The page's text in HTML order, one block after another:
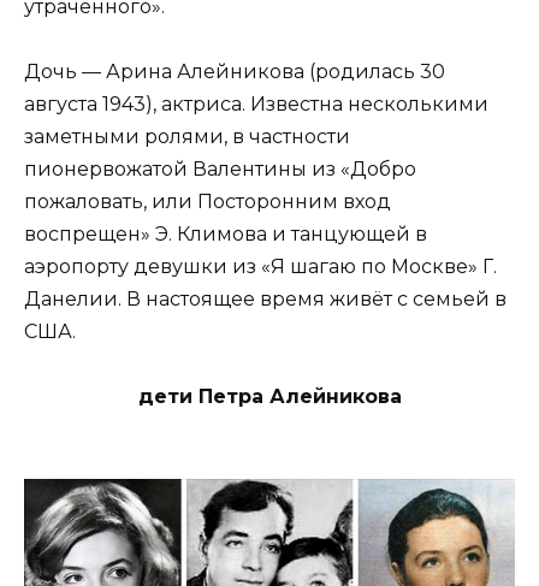
утраченного».
Дочь — Арина Алейникова (родилась 30
августа 1943), актриса. Известна несколькими
заметными ролями, в частности
пионервожатой Валентины из «Добро
пожаловать, или Посторонним вход
воспрещен» Э. Климова и танцующей в
аэропорту девушки из «Я шагаю по Москве» Г.
Данелии. В настоящее время живёт с семьей в
США.
дети Петра Алейникова